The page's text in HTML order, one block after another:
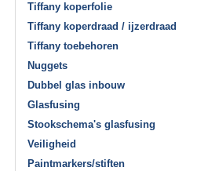
Tiffany koperfolie
Tiffany koperdraad / ijzerdraad
Tiffany toebehoren
Nuggets
Dubbel glas inbouw
Glasfusing
Stookschema's glasfusing
Veiligheid
Paintmarkers/stiften